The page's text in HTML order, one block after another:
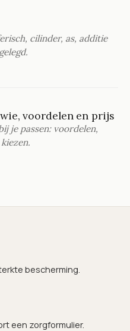
cilinder, as, additie
voordelen en prijs
je passen: voordelen,
bescherming.
een zorgformulier.